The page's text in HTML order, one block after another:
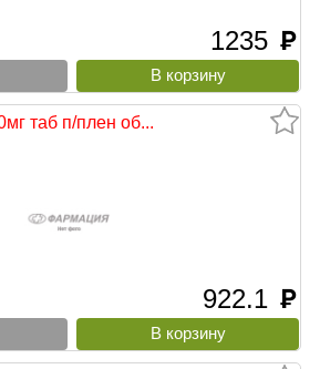
1235 руб
таб п/плен об...
922.1 руб